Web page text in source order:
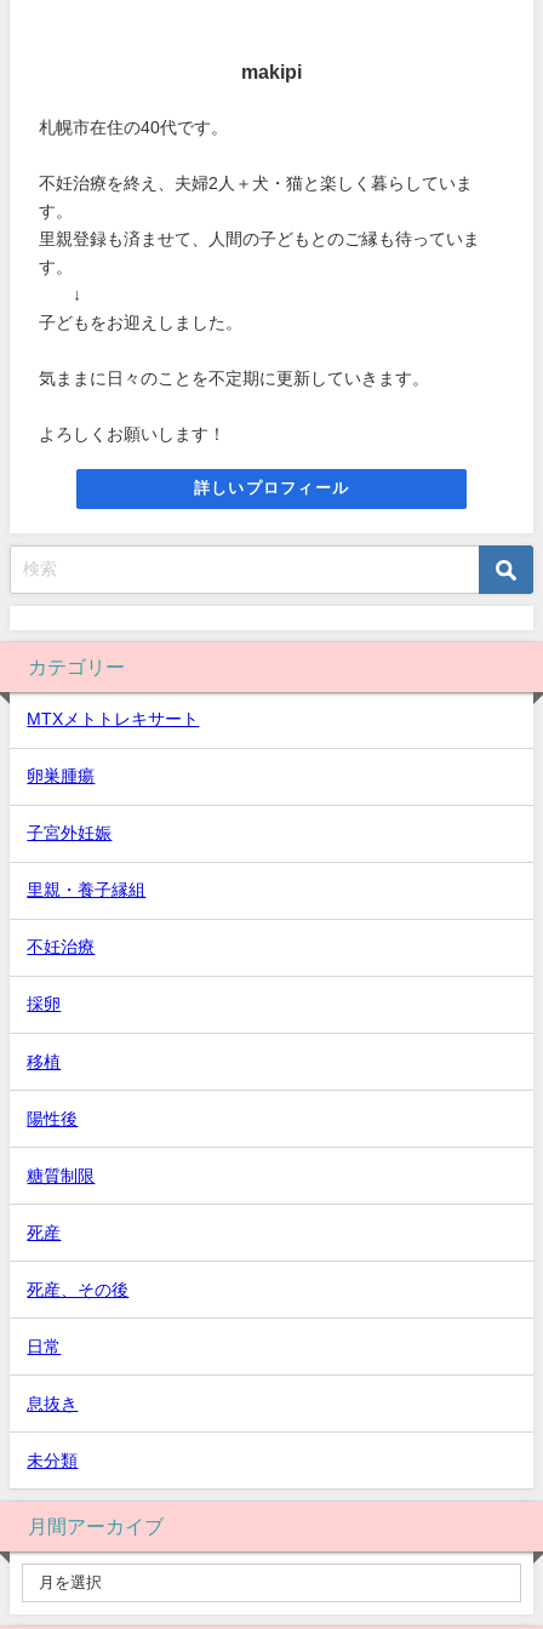
makipi
札幌市在住の40代です。
不妊治療を終え、夫婦2人＋犬・猫と楽しく暮らしていま
す。
里親登録も済ませて、人間の子どもとのご縁も待っていま
す。
↓
子どもをお迎えしました。
気ままに日々のことを不定期に更新していきます。
よろしくお願いします！
詳しいプロフィール
カテゴリー
MTXメトトレキサート
卵巣腫瘍
子宮外妊娠
里親・養子縁組
不妊治療
採卵
移植
陽性後
糖質制限
死産
死産、その後
日常
息抜き
未分類
月間アーカイブ